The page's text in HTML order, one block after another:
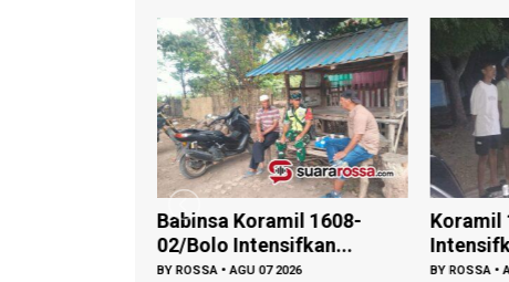
Babinsa Koramil 1608-
02/Bolo Intensifkan...
BYROSSA •AGU 07 2026
Koramil
BYROSSA •